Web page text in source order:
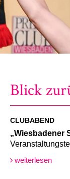
Blick
CLUBABEND
„Wiesbadener
weiterlesen